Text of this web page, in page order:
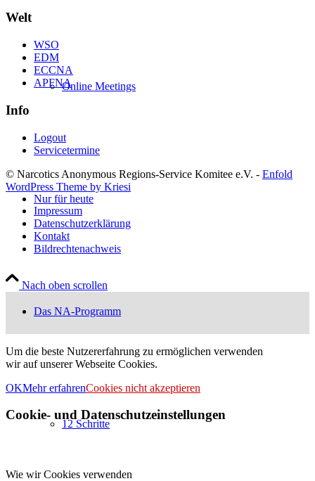
Online Meetings
Nur für heute
Das NA-Programm
12 Schritte
Welt
WSO
EDM
ECCNA
APFNA
Info
Logout
Servicetermine
© Narcotics Anonymous Regions-Service Komitee e.V. - Enfold
WordPress Theme by Kriesi
Impressum
Datenschutzerklärung
Kontakt
Bildrechtenachweis
Nach oben scrollen
Um die beste Nutzererfahrung zu ermöglichen verwenden
wir auf unserer Webseite Cookies.
OKMehr erfahrenCookies nicht akzeptieren
Cookie- und Datenschutzeinstellungen
Wie wir Cookies verwenden